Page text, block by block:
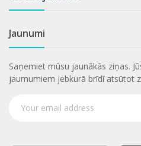
Jaunumi
Saņemiet mūsu jaunākās ziņas.
jaumumiem jebkurā brīdī atsūtot